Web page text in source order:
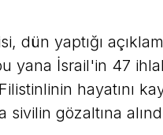
dün yaptığı
yana İsrail'in 47
hayatını
sivilin gözaltına